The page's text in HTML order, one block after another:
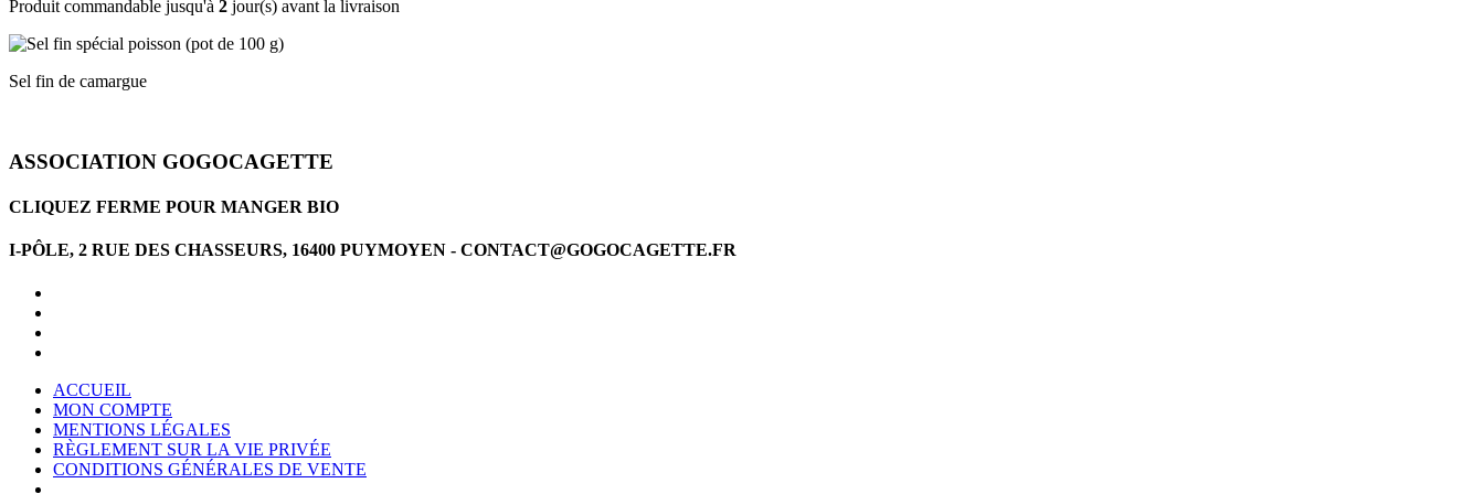
Produit commandable jusqu'à 2 jour(s) avant la livraison
Sel fin de camargue
ASSOCIATION GOGOCAGETTE
CLIQUEZ FERME POUR MANGER BIO
I-PÔLE, 2 RUE DES CHASSEURS, 16400 PUYMOYEN - CONTACT@GOGOCAGETTE.FR
ACCUEIL
MON COMPTE
MENTIONS LÉGALES
RÈGLEMENT SUR LA VIE PRIVÉE
CONDITIONS GÉNÉRALES DE VENTE